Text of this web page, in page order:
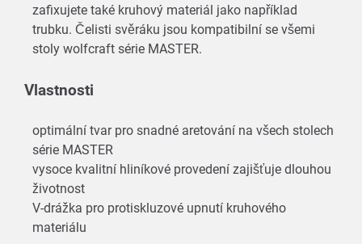
zafixujete také kruhový materiál jako například
trubku. Čelisti svěráku jsou kompatibilní se všemi
stoly wolfcraft série MASTER.
Vlastnosti
optimální tvar pro snadné aretování na všech stolech
série MASTER
vysoce kvalitní hliníkové provedení zajišťuje dlouhou
životnost
V-drážka pro protiskluzové upnutí kruhového
materiálu